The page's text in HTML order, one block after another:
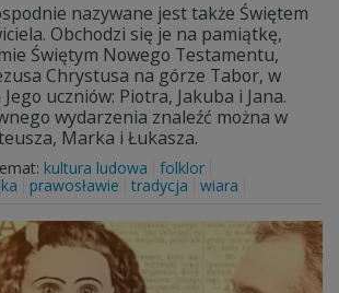
nazywane jest także Świętem
Obchodzi się je na pamiątkę,
Świętym Nowego Testamentu,
Chrystusa na górze Tabor, w
uczniów: Piotra, Jakuba i Jana.
wydarzenia znaleźć można w
Marka i Łukasza.
kultura ludowa
folklor
prawosławie tradycja wiara